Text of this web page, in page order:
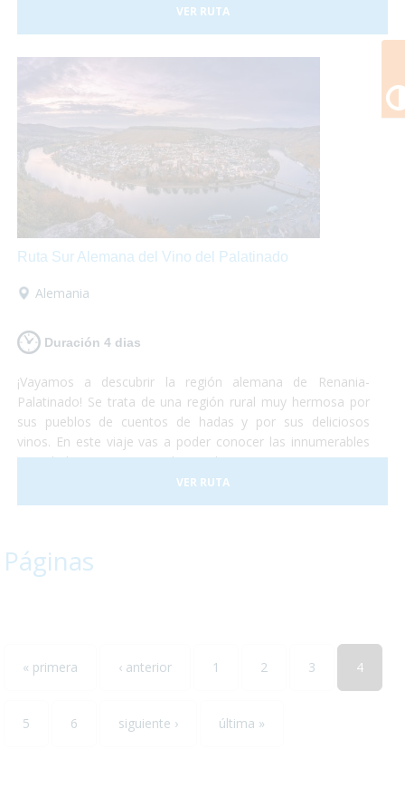
más y atrévete a descubrir Kenia! Es un viaje que te
marcará y te encantará.
VER RUTA
Ruta Sur Alemana del Vino del Palatinado
Alemania
Duración 4 dias
¡Vayamos a descubrir la región alemana de Renania-
Palatinado! Se trata de una región rural muy hermosa por
sus pueblos de cuentos de hadas y por sus deliciosos
vinos. En este viaje vas a poder conocer las innumerables
actividades que se pueden realizar en Renania ya sean
catas de vinos, paseos en tren o la visita de algún museo...
todos ellos accesibles para personas con discapacidad. ¡No
VER RUTA
Páginas
« primera ‹ anterior 1 2 3 4
5 6 siguiente › última »